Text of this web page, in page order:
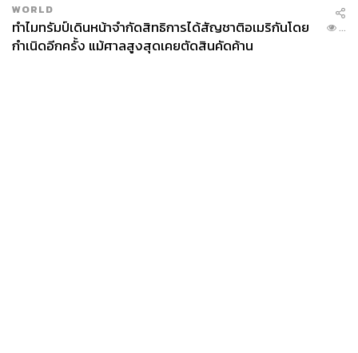
WORLD
ทำไมทรัมป์เดินหน้าจำกัดสิทธิการได้สัญชาติอเมริกันโดย
กำเนิดอีกครั้ง แม้ศาลสูงสุดเคยตัดสินคัดค้าน
...